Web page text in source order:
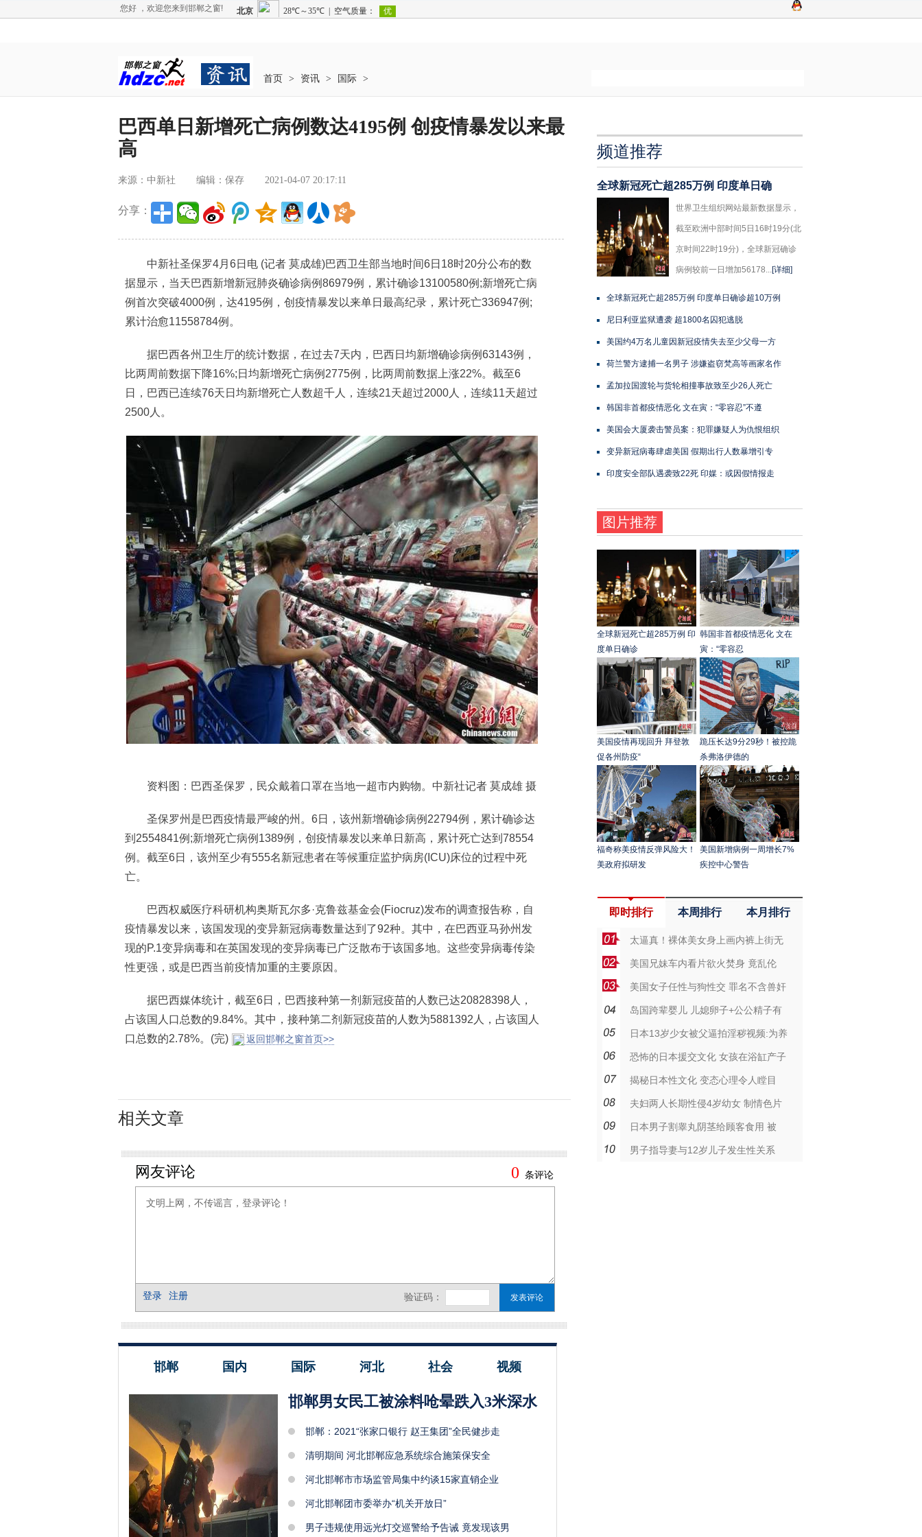
您好 ，欢迎您来到邯郸之窗!
首页 > 资讯 > 国际 >
巴西单日新增死亡病例数达4195例 创疫情暴发以来最
高
来源：中新社 编辑：保存 2021-04-07 20:17:11
分享：
中新社圣保罗4月6日电 (记者 莫成雄)巴西卫生部当地时间6日18时20分公布的数
据显示，当天巴西新增新冠肺炎确诊病例86979例，累计确诊13100580例;新增死亡病
例首次突破4000例，达4195例，创疫情暴发以来单日最高纪录，累计死亡336947例;
累计治愈11558784例。
据巴西各州卫生厅的统计数据，在过去7天内，巴西日均新增确诊病例63143例，
比两周前数据下降16%;日均新增死亡病例2775例，比两周前数据上涨22%。截至6
日，巴西已连续76天日均新增死亡人数超千人，连续21天超过2000人，连续11天超过
2500人。
资料图：巴西圣保罗，民众戴着口罩在当地一超市内购物。中新社记者 莫成雄 摄
圣保罗州是巴西疫情最严峻的州。6日，该州新增确诊病例22794例，累计确诊达
到2554841例;新增死亡病例1389例，创疫情暴发以来单日新高，累计死亡达到78554
例。截至6日，该州至少有555名新冠患者在等候重症监护病房(ICU)床位的过程中死
亡。
巴西权威医疗科研机构奥斯瓦尔多·克鲁兹基金会(Fiocruz)发布的调查报告称，自
疫情暴发以来，该国发现的变异新冠病毒数量达到了92种。其中，在巴西亚马孙州发
现的P.1变异病毒和在英国发现的变异病毒已广泛散布于该国多地。这些变异病毒传染
性更强，或是巴西当前疫情加重的主要原因。
据巴西媒体统计，截至6日，巴西接种第一剂新冠疫苗的人数已达20828398人，
占该国人口总数的9.84%。其中，接种第二剂新冠疫苗的人数为5881392人，占该国人
口总数的2.78%。(完)
返回邯郸之窗首页>>
相关文章
邯郸 国内 国际 河北 社会 视频
邯郸男女民工被涂料呛晕跌入3米深水
邯郸：2021“张家口银行 赵王集团”全民健步走
清明期间 河北邯郸应急系统综合施策保安全
河北邯郸市市场监管局集中约谈15家直销企业
河北邯郸团市委举办“机关开放日”
男子违规使用远光灯交巡警给予告诫 竟发现该男
频道推荐
全球新冠死亡超285万例 印度单日确
世界卫生组织网站最新数据显示，
截至欧洲中部时间5日16时19分(北
京时间22时19分)，全球新冠确诊
病例较前一日增加56178...[详细]
全球新冠死亡超285万例 印度单日确诊超10万例
尼日利亚监狱遭袭 超1800名囚犯逃脱
美国约4万名儿童因新冠疫情失去至少父母一方
荷兰警方逮捕一名男子 涉嫌盗窃梵高等画家名作
孟加拉国渡轮与货轮相撞事故致至少26人死亡
韩国非首都疫情恶化 文在寅：“零容忍”不遵
美国会大厦袭击警员案：犯罪嫌疑人为仇恨组织
变异新冠病毒肆虐美国 假期出行人数暴增引专
印度安全部队遇袭致22死 印媒：或因假情报走
图片推荐
全球新冠死亡超285万例 印
度单日确诊
韩国非首都疫情恶化 文在
寅：“零容忍
美国疫情再现回升 拜登敦
促各州防疫“
跪压长达9分29秒！被控跪
杀弗洛伊德的
福奇称美疫情反弹风险大！
美政府拟研发
美国新增病例一周增长7%
疾控中心警告
即时排行 本周排行 本月排行
太逼真！裸体美女身上画内裤上街无
美国兄妹车内看片欲火焚身 竟乱伦
美国女子任性与狗性交 罪名不含兽奸
岛国跨辈婴儿 儿媳卵子+公公精子有
日本13岁少女被父逼拍淫秽视频:为养
恐怖的日本援交文化 女孩在浴缸产子
揭秘日本性文化 变态心理令人瞠目
夫妇两人长期性侵4岁幼女 制情色片
日本男子割睾丸阴茎给顾客食用 被
男子指导妻与12岁儿子发生性关系